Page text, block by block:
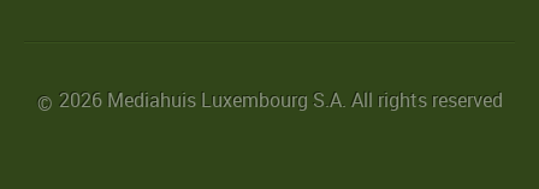
© 2026 Mediahuis Luxembourg S.A. All rights reserved